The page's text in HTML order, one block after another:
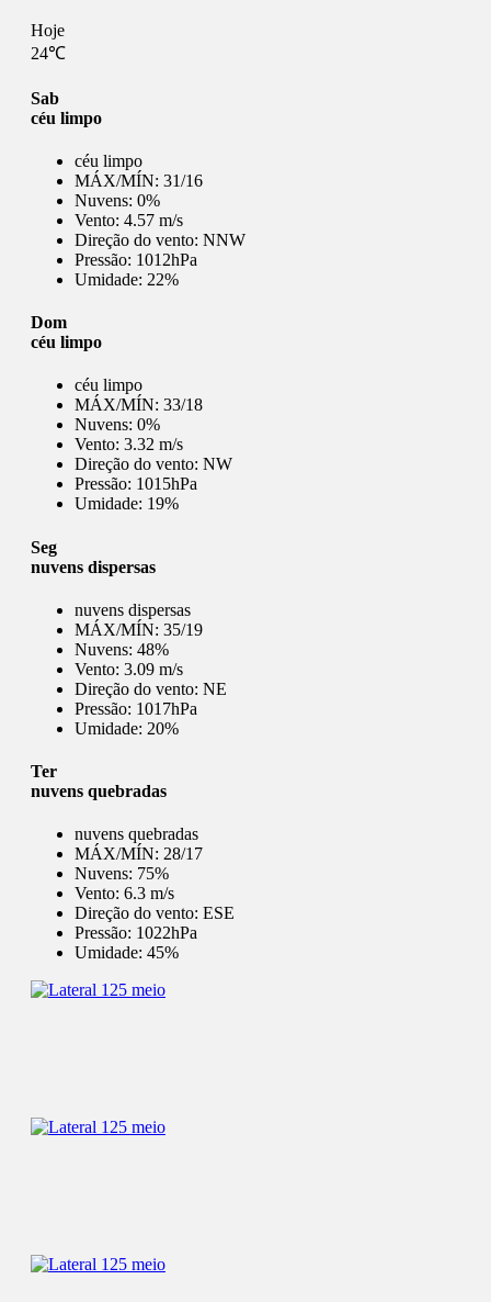
Hoje
24℃
Sab
céu limpo
céu limpo
MÁX/MÍN: 31/16
Nuvens: 0%
Vento: 4.57 m/s
Direção do vento: NNW
Pressão: 1012hPa
Umidade: 22%
Dom
céu limpo
céu limpo
MÁX/MÍN: 33/18
Nuvens: 0%
Vento: 3.32 m/s
Direção do vento: NW
Pressão: 1015hPa
Umidade: 19%
Seg
nuvens dispersas
nuvens dispersas
MÁX/MÍN: 35/19
Nuvens: 48%
Vento: 3.09 m/s
Direção do vento: NE
Pressão: 1017hPa
Umidade: 20%
Ter
nuvens quebradas
nuvens quebradas
MÁX/MÍN: 28/17
Nuvens: 75%
Vento: 6.3 m/s
Direção do vento: ESE
Pressão: 1022hPa
Umidade: 45%